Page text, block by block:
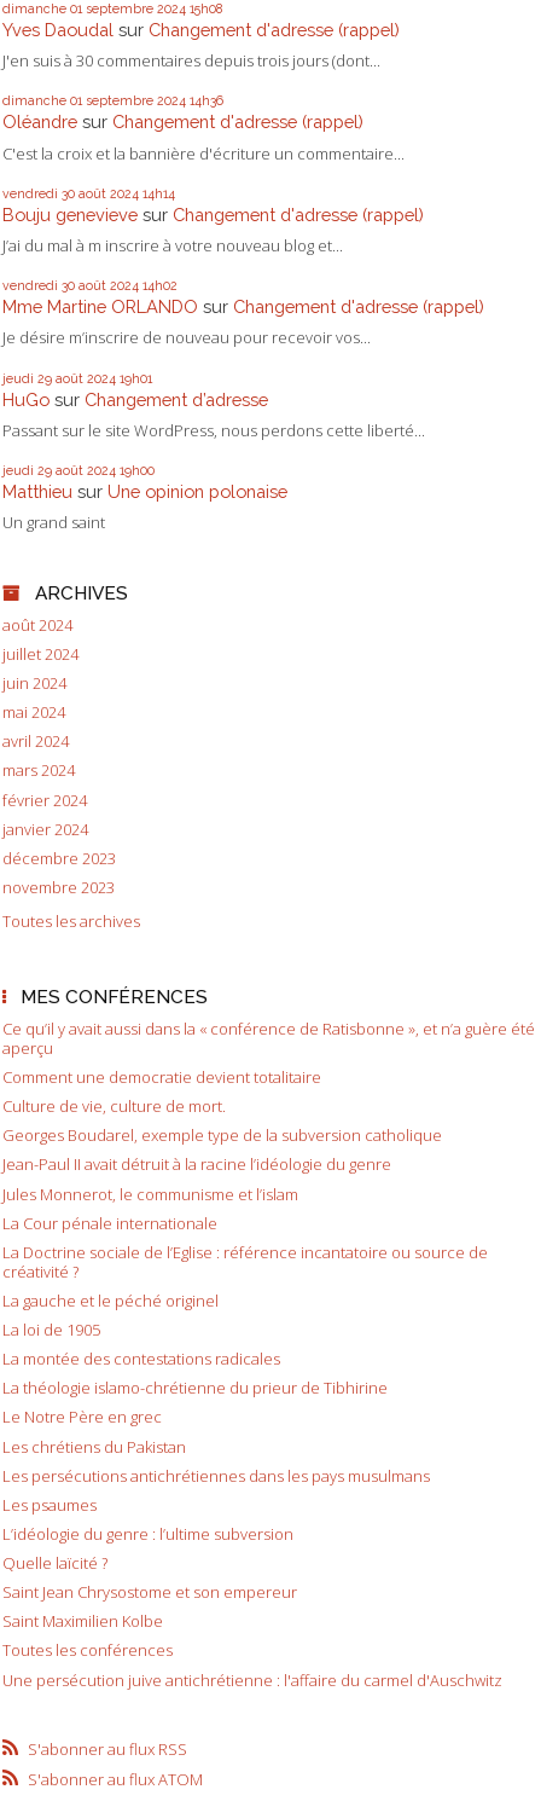
dimanche 01 septembre 2024 15h08
Yves Daoudal sur Changement d'adresse (rappel)
J'en suis à 30 commentaires depuis trois jours (dont...
dimanche 01 septembre 2024 14h36
Oléandre sur Changement d'adresse (rappel)
C'est la croix et la bannière d'écriture un commentaire...
vendredi 30 août 2024 14h14
Bouju genevieve sur Changement d'adresse (rappel)
J’ai du mal à m inscrire à votre nouveau blog et...
vendredi 30 août 2024 14h02
Mme Martine ORLANDO sur Changement d'adresse (rappel)
Je désire m’inscrire de nouveau pour recevoir vos...
jeudi 29 août 2024 19h01
HuGo sur Changement d’adresse
Passant sur le site WordPress, nous perdons cette liberté...
jeudi 29 août 2024 19h00
Matthieu sur Une opinion polonaise
Un grand saint
ARCHIVES
août 2024
juillet 2024
juin 2024
mai 2024
avril 2024
mars 2024
février 2024
janvier 2024
décembre 2023
novembre 2023
Toutes les archives
MES CONFÉRENCES
Ce qu’il y avait aussi dans la « conférence de Ratisbonne », et n’a guère été
aperçu
Comment une democratie devient totalitaire
Culture de vie, culture de mort.
Georges Boudarel, exemple type de la subversion catholique
Jean-Paul II avait détruit à la racine l’idéologie du genre
Jules Monnerot, le communisme et l’islam
La Cour pénale internationale
La Doctrine sociale de l’Eglise : référence incantatoire ou source de
créativité ?
La gauche et le péché originel
La loi de 1905
La montée des contestations radicales
La théologie islamo-chrétienne du prieur de Tibhirine
Le Notre Père en grec
Les chrétiens du Pakistan
Les persécutions antichrétiennes dans les pays musulmans
Les psaumes
L’idéologie du genre : l’ultime subversion
Quelle laïcité ?
Saint Jean Chrysostome et son empereur
Saint Maximilien Kolbe
Toutes les conférences
Une persécution juive antichrétienne : l'affaire du carmel d'Auschwitz
S'abonner au flux RSS
S'abonner au flux ATOM